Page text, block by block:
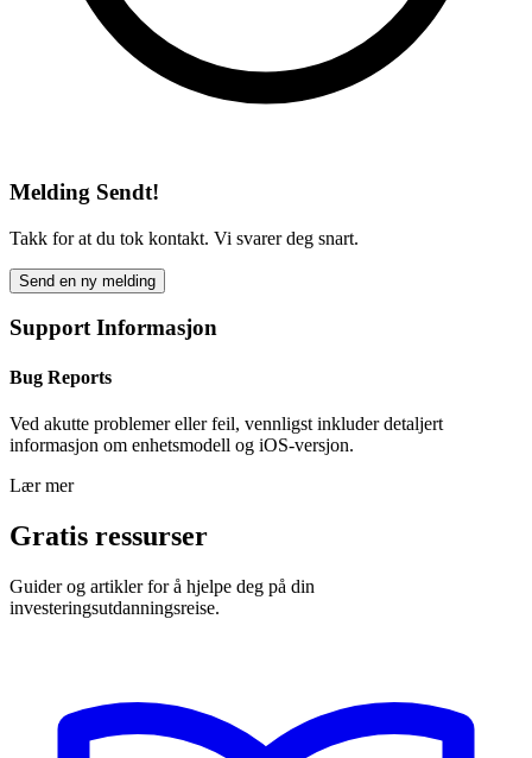
Melding Sendt!
Takk for at du tok kontakt. Vi svarer deg snart.
Send en ny melding
Support Informasjon
Bug Reports
Ved akutte problemer eller feil, vennligst inkluder detaljert
informasjon om enhetsmodell og iOS-versjon.
Lær mer
Gratis ressurser
Guider og artikler for å hjelpe deg på din
investeringsutdanningsreise.